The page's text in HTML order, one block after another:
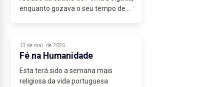
enquanto gozava o seu tempo de
remediada...
13 de mai. de 2026
Fé na Humanidade
Esta terá sido a semana mais
religiosa da vida portuguesa